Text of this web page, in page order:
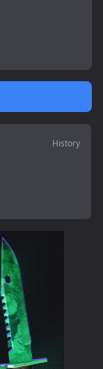
History